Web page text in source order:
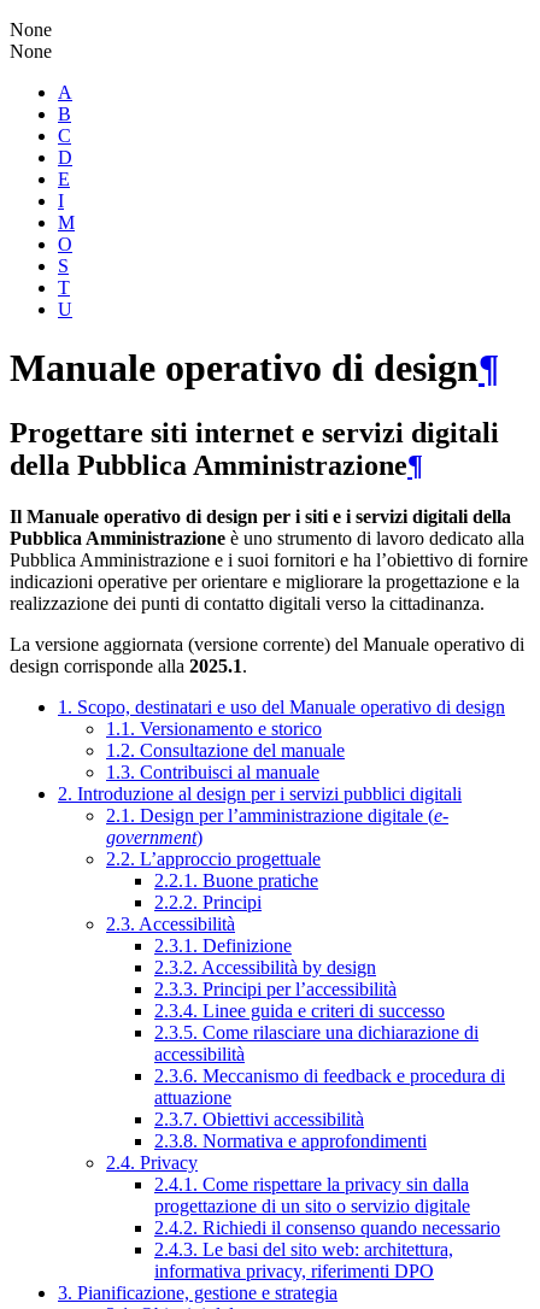
None
None
A
B
C
D
E
I
M
O
S
T
U
Manuale operativo di design¶
Progettare siti internet e servizi digitali
della Pubblica Amministrazione¶
Il Manuale operativo di design per i siti e i servizi digitali della
Pubblica Amministrazione è uno strumento di lavoro dedicato alla
Pubblica Amministrazione e i suoi fornitori e ha l’obiettivo di fornire
indicazioni operative per orientare e migliorare la progettazione e la
realizzazione dei punti di contatto digitali verso la cittadinanza.
La versione aggiornata (versione corrente) del Manuale operativo di
design corrisponde alla 2025.1.
1. Scopo, destinatari e uso del Manuale operativo di design
1.1. Versionamento e storico
1.2. Consultazione del manuale
1.3. Contribuisci al manuale
2. Introduzione al design per i servizi pubblici digitali
2.1. Design per l’amministrazione digitale (e-
government)
2.2. L’approccio progettuale
2.2.1. Buone pratiche
2.2.2. Principi
2.3. Accessibilità
2.3.1. Definizione
2.3.2. Accessibilità by design
2.3.3. Principi per l’accessibilità
2.3.4. Linee guida e criteri di successo
2.3.5. Come rilasciare una dichiarazione di
accessibilità
2.3.6. Meccanismo di feedback e procedura di
attuazione
2.3.7. Obiettivi accessibilità
2.3.8. Normativa e approfondimenti
2.4. Privacy
2.4.1. Come rispettare la privacy sin dalla
progettazione di un sito o servizio digitale
2.4.2. Richiedi il consenso quando necessario
2.4.3. Le basi del sito web: architettura,
informativa privacy, riferimenti DPO
3. Pianificazione, gestione e strategia